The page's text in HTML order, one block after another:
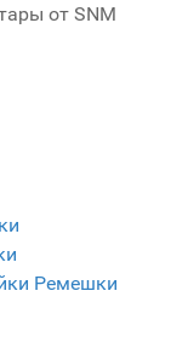
от SNM
Ремешки